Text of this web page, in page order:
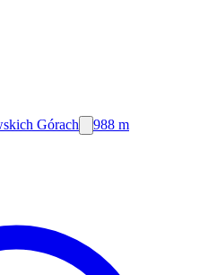
988 m